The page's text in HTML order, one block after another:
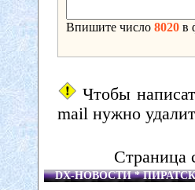
Впишите число8020 в
Чтобы
mail нужно
Страница
DX-НОВОСТИ *